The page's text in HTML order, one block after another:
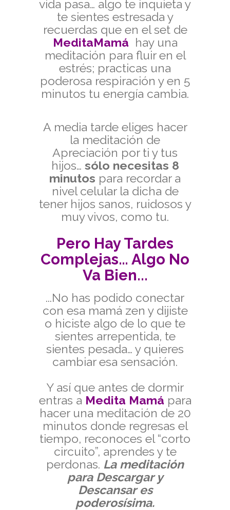
vida pasa… algo te inquieta y
te sientes estresada y
recuerdas que en el set de
MeditaMamá hay una
meditación para fluir en el
estrés; practicas una
poderosa respiración y en 5
minutos tu energía cambia.
A media tarde eliges hacer
la meditación de
Apreciación por ti y tus
hijos… sólo necesitas 8
minutos para recordar a
nivel celular la dicha de
tener hijos sanos, ruidosos y
muy vivos, como tu.
Pero Hay Tardes
Complejas… Algo No
Va Bien...
...No has podido conectar
con esa mamá zen y dijiste
o hiciste algo de lo que te
sientes arrepentida, te
sientes pesada… y quieres
cambiar esa sensación.
Y así que antes de dormir
entras a Medita Mamá para
hacer una meditación de 20
minutos donde regresas el
tiempo, reconoces el “corto
circuito”, aprendes y te
perdonas. La meditación
para Descargar y
Descansar es
poderosísima.